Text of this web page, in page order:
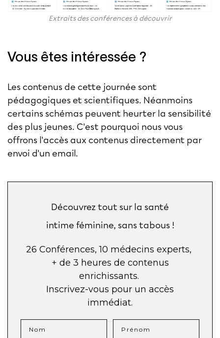
Extraits des conférences à découvrir
Vous êtes intéressée ?
Les contenus de cette journée sont
pédagogiques et scientifiques. Néanmoins
certains schémas peuvent heurter la sensibilité
des plus jeunes. C'est pourquoi nous vous
offrons l'accès aux contenus directement par
envoi d'un email.
Découvrez tout sur la santé
intime féminine, sans tabous !
26 Conférences, 10 médecins experts, ​
+ de 3 heures de contenus
enrichissants. ​
Inscrivez-vous pour un accès
immédiat.